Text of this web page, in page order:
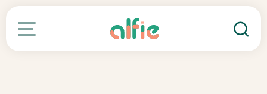
Toutes nos formations